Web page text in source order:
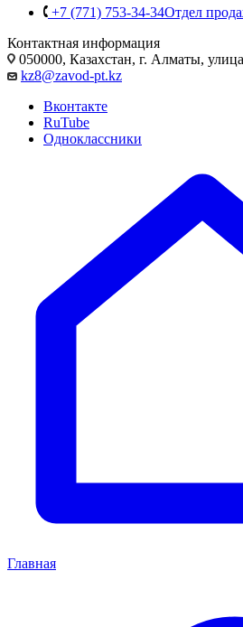
+7 (771) 753-34-34Отдел
Контактная информация
050000, Казахстан, г. Алматы,
kz8@zavod-pt.kz
Вконтакте
RuTube
Одноклассники
Главная